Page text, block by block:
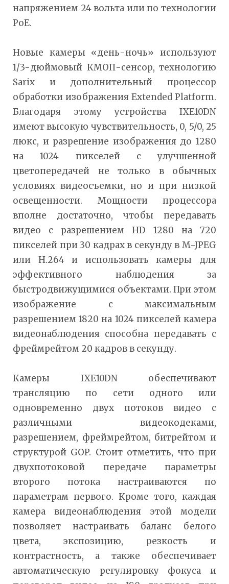
напряжением 24 вольта или по технологии
PoE.
Новые камеры «день-ночь» используют
1/3-дюймовый КМОП-сенсор, технологию
Sarix и дополнительный процессор
обработки изображения Extended Platform.
Благодаря этому устройства IXE10DN
имеют высокую чувствительность, 0, 5/0, 25
люкс, и разрешение изображения до 1280
на 1024 пикселей с улучшенной
цветопередачей не только в обычных
условиях видеосъемки, но и при низкой
освещенности. Мощности процессора
вполне достаточно, чтобы передавать
видео с разрешением HD 1280 на 720
пикселей при 30 кадрах в секунду в M-JPEG
или H.264 и использовать камеры для
эффективного наблюдения за
быстродвижущимися объектами. При этом
изображение с максимальным
разрешением 1820 на 1024 пикселей камера
видеонаблюдения способна передавать с
фреймрейтом 20 кадров в секунду.
Камеры IXE10DN обеспечивают
трансляцию по сети одного или
одновременно двух потоков видео с
различными видеокодеками,
разрешением, фреймрейтом, битрейтом и
структурой GOP. Стоит отметить, что при
двухпотоковой передаче параметры
второго потока настраиваются по
параметрам первого. Кроме того, каждая
камера видеонаблюдения этой модели
позволяет настраивать баланс белого
цвета, экспозицию, резкость и
контрастность, а также обеспечивает
автоматическую регулировку фокуса и